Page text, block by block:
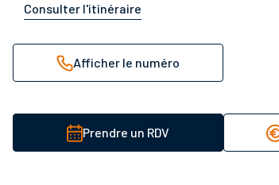
Consulter l'itinéraire
Afficher le numéro
Prendre un RDV